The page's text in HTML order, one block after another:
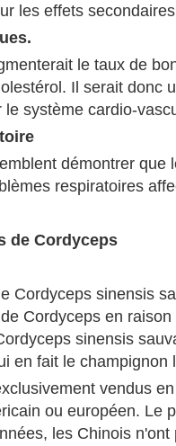
les effets
le taux de
Il serait donc
système cardio-
démontrer
respiratoires
de Cordyceps
Cordyceps sinensis
Cordyceps en
sinensis
en fait le champignon
vendus
ou européen. Le
les Chinois